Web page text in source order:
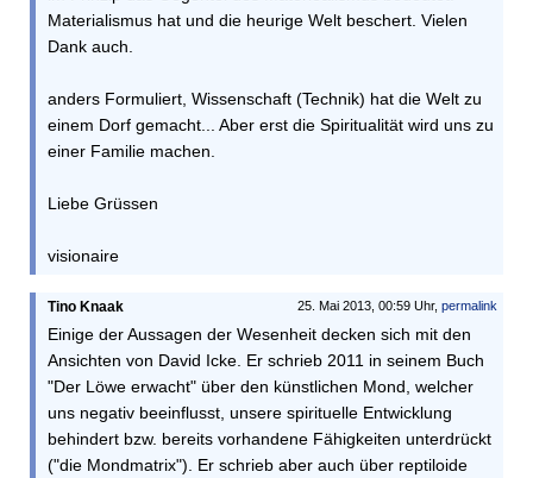
Materialismus hat und die heurige Welt beschert. Vielen
Dank auch.
anders Formuliert, Wissenschaft (Technik) hat die Welt zu
einem Dorf gemacht... Aber erst die Spiritualität wird uns zu
einer Familie machen.
Liebe Grüssen
visionaire
25. Mai 2013, 00:59 Uhr, permalink
Tino Knaak
Einige der Aussagen der Wesenheit decken sich mit den
Ansichten von David Icke. Er schrieb 2011 in seinem Buch
"Der Löwe erwacht" über den künstlichen Mond, welcher
uns negativ beeinflusst, unsere spirituelle Entwicklung
behindert bzw. bereits vorhandene Fähigkeiten unterdrückt
("die Mondmatrix"). Er schrieb aber auch über reptiloide